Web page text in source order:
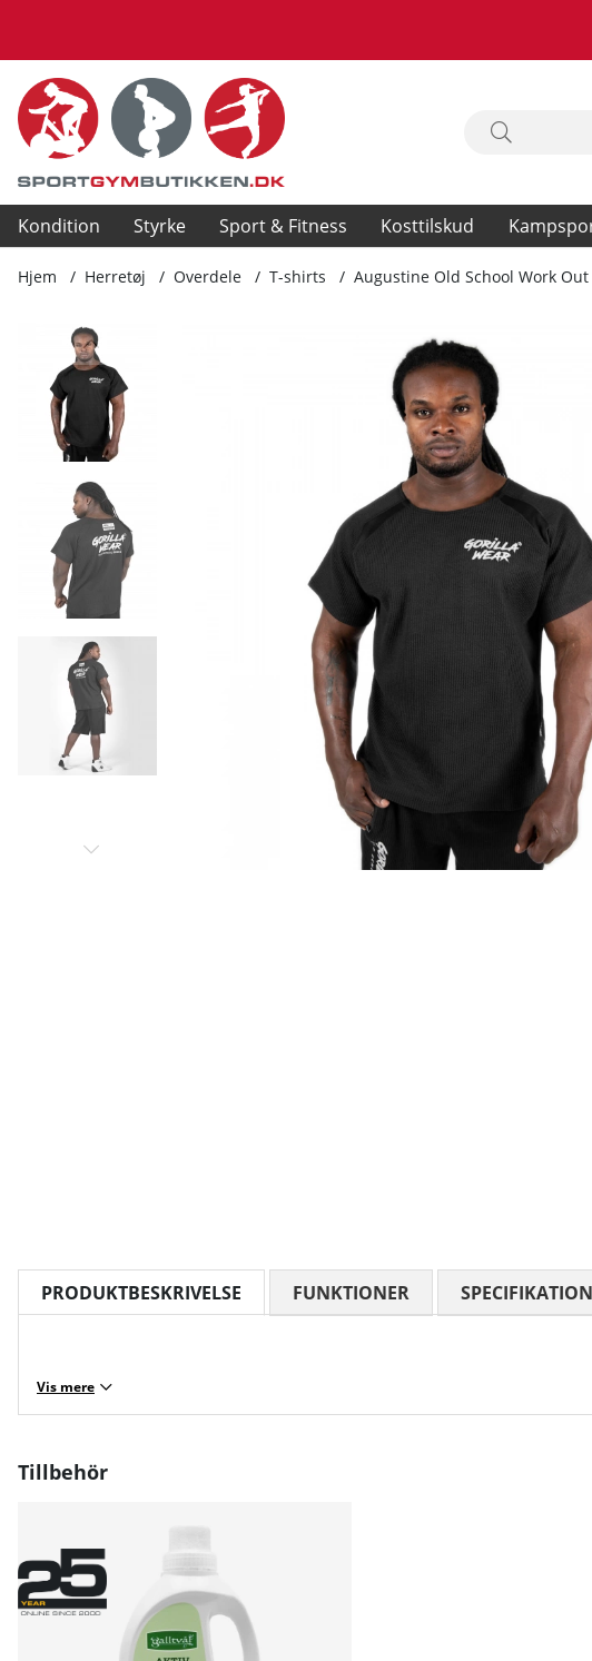
Kondition Styrke Sport & Fitness Kosttilskud
Hjem Herretøj Overdele T-shirts Augustine Old School Work
Produktbilleder Augustine Old School Work Out Top, black
PRODUKTBESKRIVELSE
Vis mere
FUNKTIONER SPECIFIKATION
Tillbehör